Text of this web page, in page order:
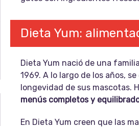
Dieta Yum:
Dieta Yum nació de una
1969. A lo largo de los años,
longevidad de sus mascotas.
menús completos y
En Dieta Yum creen que las